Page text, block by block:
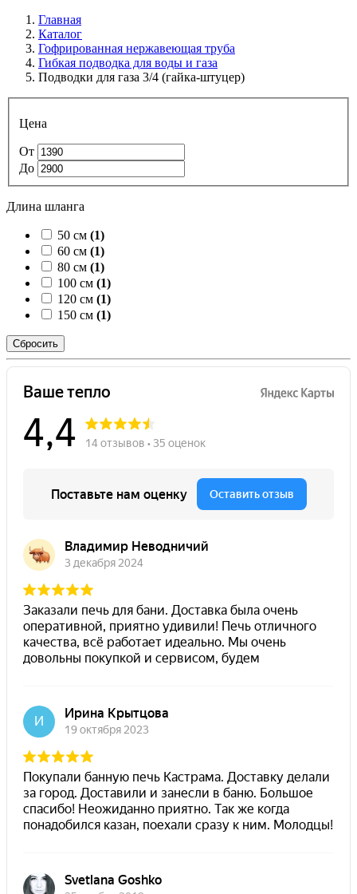
Главная
Каталог
Гофрированная нержавеющая труба
Гибкая подводка для воды и газа
Подводки для газа 3/4 (гайка-штуцер)
Цена
От
До
Длина шланга
50 см (1)
60 см (1)
80 см (1)
100 см (1)
120 см (1)
150 см (1)
Сбросить